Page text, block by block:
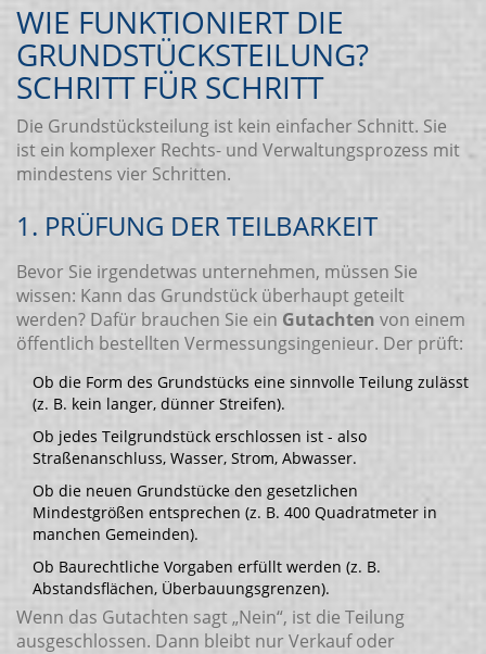
WIE FUNKTIONIERT DIE
GRUNDSTÜCKSTEILUNG?
SCHRITT FÜR SCHRITT
Die Grundstücksteilung ist kein einfacher Schnitt. Sie
ist ein komplexer Rechts- und Verwaltungsprozess mit
mindestens vier Schritten.
1. PRÜFUNG DER TEILBARKEIT
Bevor Sie irgendetwas unternehmen, müssen Sie
wissen: Kann das Grundstück überhaupt geteilt
werden? Dafür brauchen Sie ein Gutachten von einem
öffentlich bestellten Vermessungsingenieur. Der prüft:
Ob die Form des Grundstücks eine sinnvolle Teilung zulässt
(z. B. kein langer, dünner Streifen).
Ob jedes Teilgrundstück erschlossen ist - also
Straßenanschluss, Wasser, Strom, Abwasser.
Ob die neuen Grundstücke den gesetzlichen
Mindestgrößen entsprechen (z. B. 400 Quadratmeter in
manchen Gemeinden).
Ob Baurechtliche Vorgaben erfüllt werden (z. B.
Abstandsflächen, Überbauungsgrenzen).
Wenn das Gutachten sagt „Nein“, ist die Teilung
ausgeschlossen. Dann bleibt nur Verkauf oder